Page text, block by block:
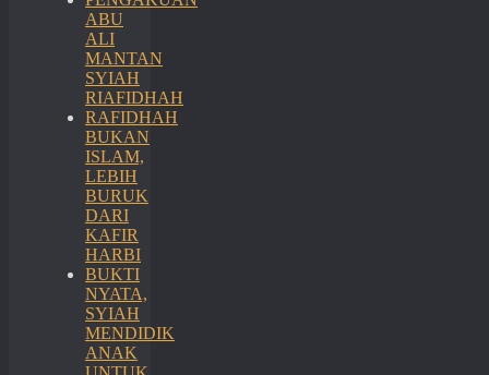
ABU
ALI
MANTAN
SYIAH
RIAFIDHAH
RAFIDHAH
BUKAN
ISLAM,
LEBIH
BURUK
DARI
KAFIR
HARBI
BUKTI
NYATA,
SYIAH
MENDIDIK
ANAK